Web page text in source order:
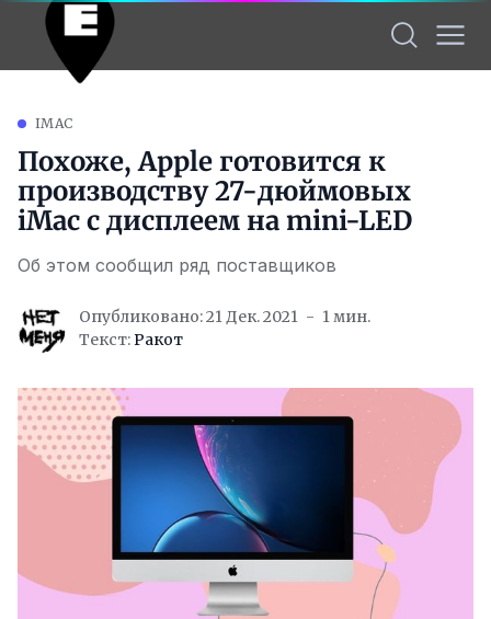
IMAC
Похоже, Apple готовится к
производству 27-дюймовых
iMac с дисплеем на mini-LED
Об этом сообщил ряд поставщиков
Опубликовано: 21 Дек. 2021
1 мин.
Текст:Ракот